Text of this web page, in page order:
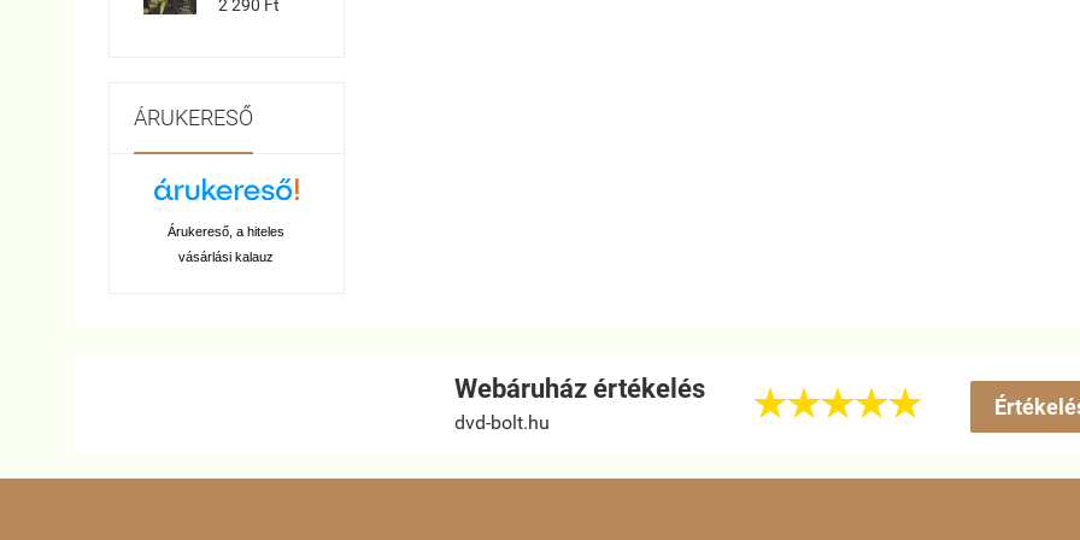
2 290 Ft
ÁRUKERESŐ
Árukereső, a hiteles
vásárlási kalauz
Webáruház értékelés
dvd-bolt.hu
